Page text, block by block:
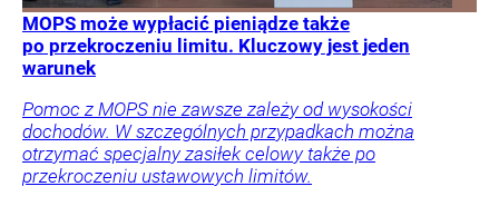
MOPS może wypłacić pieniądze także
po przekroczeniu limitu. Kluczowy jest jeden
warunek
Pomoc z MOPS nie zawsze zależy od wysokości
dochodów. W szczególnych przypadkach można
otrzymać specjalny zasiłek celowy także po
przekroczeniu ustawowych limitów.